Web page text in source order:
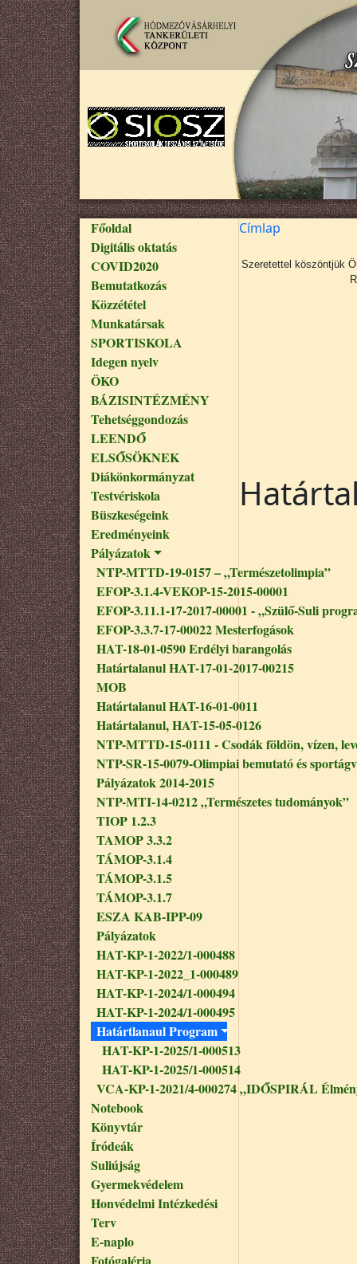
Ugrás a tartalomra
Fő navigáció
Főoldal
Digitális oktatás
COVID2020
Bemutatkozás
Közzététel
Munkatársak
SPORTISKOLA
Idegen nyelv
ÖKO
BÁZISINTÉZMÉNY
Tehetséggondozás
LEENDŐ
ELSŐSÖKNEK
Diákönkormányzat
Testvériskola
Büszkeségeink
Eredményeink
Pályázatok
NTP-MTTD-19-0157 – „Természetolimpia”
EFOP-3.1.4-VEKOP-15-2015-00001
EFOP-3.11.1-17-2017-00001 - „Szülő-Suli
EFOP-3.3.7-17-00022 Mesterfogások
HAT-18-01-0590 Erdélyi barangolás
Határtalanul HAT-17-01-2017-00215
MOB
Határtalanul HAT-16-01-0011
Határtalanul, HAT-15-05-0126
NTP-MTTD-15-0111 - Csodák földön, vízen,
NTP-SR-15-0079-Olimpiai bemutató és
Pályázatok 2014-2015
NTP-MTI-14-0212 „Természetes tudományok”
TIOP 1.2.3
TAMOP 3.3.2
TÁMOP-3.1.4
TÁMOP-3.1.5
TÁMOP-3.1.7
ESZA KAB-IPP-09
Pályázatok
HAT-KP-1-2022/1-000488
HAT-KP-1-2022_1-000489
HAT-KP-1-2024/1-000494
HAT-KP-1-2024/1-000495
Határtlanaul Program
HAT-KP-1-2025/1-000513
HAT-KP-1-2025/1-000514
VCA-KP-1-2021/4-000274 „IDŐSPIRÁL
Notebook
Könyvtár
Íródeák
Suliújság
Gyermekvédelem
Honvédelmi Intézkedési
Terv
E-naplo
Címlap
Szeretettel köszöntjük